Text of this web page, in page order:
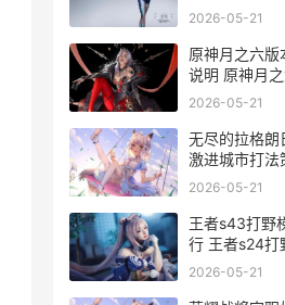
战
2026-05-21
原神月之六版
说明 原神月
么时候
2026-05-21
无尽的拉格朗
激进城市打法
拉格朗日什么
2026-05-21
王者s43打野
行 王者s24打
2026-05-21